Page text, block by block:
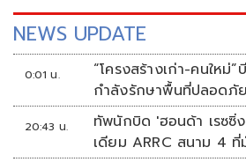
NEWS UPDATE
0:01 น.
“โครงสร้างเก่า-คนใหม่”บีอาร์
กำลังรักษาพื้นที่ปลอดภัย
20:43 น.
ทัพนักบิด 'ฮอนด้า เรซซิ่
เดียม ARRC สนาม 4 ที่